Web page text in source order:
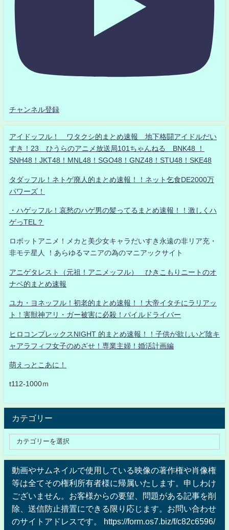
チャンネル登録
アイドッフル！ ワタクシ的まとめ速報 地下格闘アイドルだい
すき！23 ひうらのアニメ放送局101ちゃんねる BNK48 ！
SNH48！JKT48！MNL48！SGO48！GNZ48！STU48！SKE48
タダッフル！ネトゲ廃人的まとめ速報！！ネット乞食DE2000万
パワーズ！
・ハゲッフル！哀愁のハゲ男の髪ってるまとめ速報！！激しくハ
ゲっTEL？
ロボットアニメ！メカと美少女キャラだいすき永遠の非リア充・
非モテ星人 ！あらゆるマニアの為のマニアックサイト
アニゲタレスト（元祖！アニメッフル） ひきこもりニートのオ
ナベ的まとめ速報
ユカ・ヨネッフル！初老的まとめ速報！！大帝イタチにラリアッ
ト！害獣神アリ・ガー被害に必殺！パイルドライバー
ヒロコンプレックスNIGHT 的まとめ速報！！子供が欲しいど陰キ
ャアラフィフ女子のめざせ！専業主婦！婚活計画編
萌えっとこあに！
t112-1000ｍ
カテゴリー
動画やサムネイルで使用している映像の著作権や肖像権
等は全てその権利所有者様に帰属いたします。申しわけ
ございません。お客様からの要望、問題がある記事を削
除、送信防止措置にできる限り応じます。お問い合わせ
のサイトアドレスです。 https://form.os7.biz/f/c82c6596/